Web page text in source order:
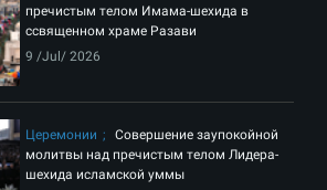
пречистым телом Имама-шехида в
ссвященном храме Разави
9 /Jul/ 2026
Церемонии
Совершение заупокойной
молитвы над пречистым телом Лидера-
шехида исламской уммы